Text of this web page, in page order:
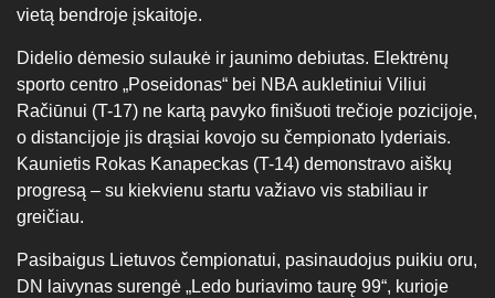
vietą bendroje įskaitoje.
Didelio dėmesio sulaukė ir jaunimo debiutas. Elektrėnų
sporto centro „Poseidonas“ bei NBA aukletiniui Viliui
Račiūnui (T-17) ne kartą pavyko finišuoti trečioje pozicijoje,
o distancijoje jis drąsiai kovojo su čempionato lyderiais.
Kaunietis Rokas Kanapeckas (T-14) demonstravo aiškų
progresą – su kiekvienu startu važiavo vis stabiliau ir
greičiau.
Pasibaigus Lietuvos čempionatui, pasinaudojus puikiu oru,
DN laivynas surengė „Ledo buriavimo taurę 99“, kurioje